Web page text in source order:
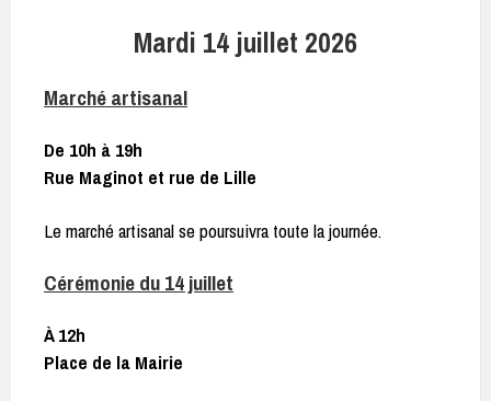
Mardi 14 juillet 2026
Marché artisanal
De 10h à 19h
Rue Maginot et rue de Lille
Le marché artisanal se poursuivra toute la journée.
Cérémonie du 14 juillet
À 12h
Place de la Mairie